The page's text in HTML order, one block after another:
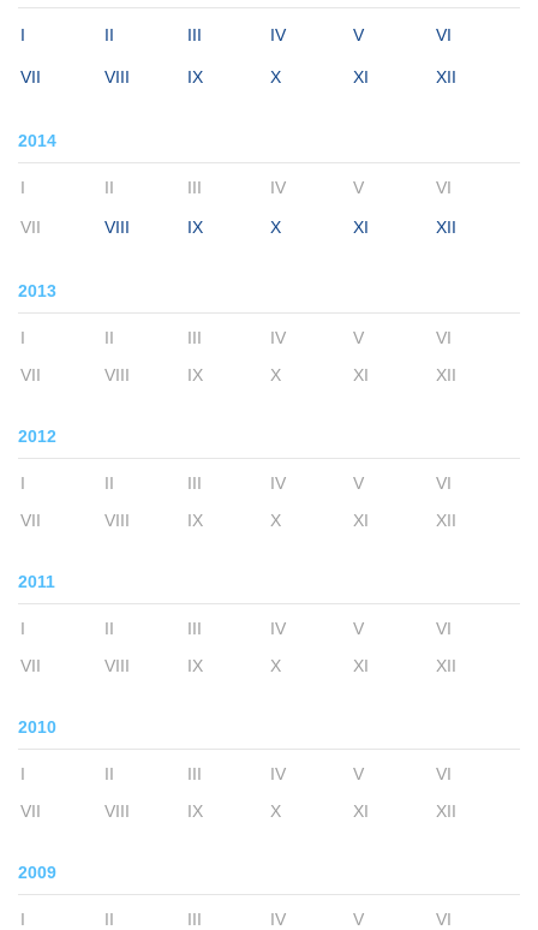
I II III IV V VI
VII VIII IX X XI XII
2014
I II III IV V VI
VII VIII IX X XI XII
2013
I II III IV V
VI
VII
VIII IX X XI XII
2012
I II III IV V
VI
VII
VIII IX X XI XII
2011
I II III IV V
VI
VII
VIII IX X XI XII
2010
I II III IV V
VI
VII
VIII IX X XI XII
2009
I II III IV V
VI